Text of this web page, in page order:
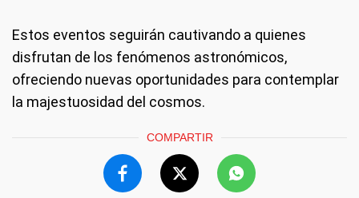
Estos eventos seguirán cautivando a quienes
disfrutan de los fenómenos astronómicos,
ofreciendo nuevas oportunidades para contemplar
la majestuosidad del cosmos.
COMPARTIR